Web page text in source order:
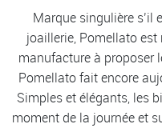
Marque singulière s’il
joaillerie, Pomellato est
manufacture à proposer
Pomellato fait encore
Simples et élégants, les
moment de la journée et